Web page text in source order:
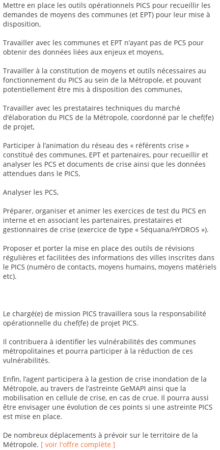
Mettre en place les outils opérationnels PICS pour recueillir les
demandes de moyens des communes (et EPT) pour leur mise à
disposition,
Travailler avec les communes et EPT n’ayant pas de PCS pour
obtenir des données liées aux enjeux et moyens,
Travailler à la constitution de moyens et outils nécessaires au
fonctionnement du PICS au sein de la Métropole, et pouvant
potentiellement être mis à disposition des communes,
Travailler avec les prestataires techniques du marché
d’élaboration du PICS de la Métropole, coordonné par le chef(fe)
de projet,
Participer à l’animation du réseau des « référents crise »
constitué des communes, EPT et partenaires, pour recueillir et
analyser les PCS et documents de crise ainsi que les données
attendues dans le PICS,
Analyser les PCS,
Préparer, organiser et animer les exercices de test du PICS en
interne et en associant les partenaires, prestataires et
gestionnaires de crise (exercice de type « Séquana/HYDROS »).
Proposer et porter la mise en place des outils de révisions
régulières et facilitées des informations des villes inscrites dans
le PICS (numéro de contacts, moyens humains, moyens matériels
etc).
Le chargé(e) de mission PICS travaillera sous la responsabilité
opérationnelle du chef(fe) de projet PICS.
Il contribuera à identifier les vulnérabilités des communes
métropolitaines et pourra participer à la réduction de ces
vulnérabilités.
Enfin, l’agent participera à la gestion de crise inondation de la
Métropole, au travers de l’astreinte GeMAPI ainsi que la
mobilisation en cellule de crise, en cas de crue. Il pourra aussi
être envisager une évolution de ces points si une astreinte PICS
est mise en place.
De nombreux déplacements à prévoir sur le territoire de la
Métropole. [ voir l'offre complète ]